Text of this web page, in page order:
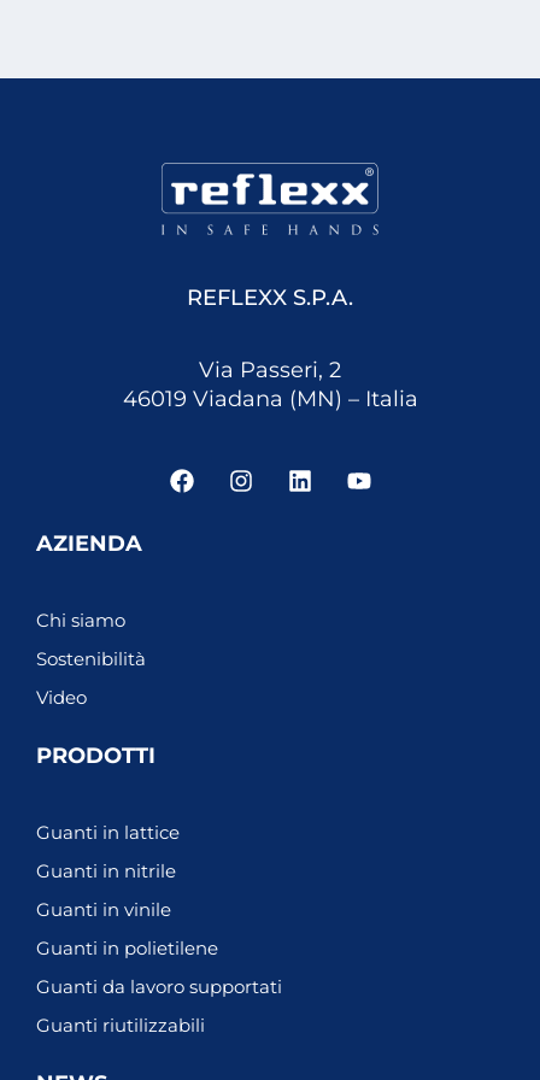
REFLEXX S.P.A.
Via Passeri, 2
46019 Viadana (MN) – Italia
F
a
I
n
L
i
Y
o
AZIENDA
Chi siamo
Sostenibilità
Video
PRODOTTI
Guanti in lattice
Guanti in nitrile
Guanti in vinile
Guanti in polietilene
Guanti da lavoro supportati
Guanti riutilizzabili